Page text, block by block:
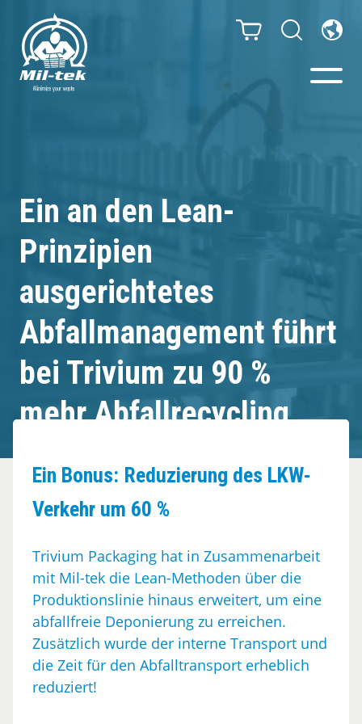
Webshop
Ihr Unternehmen
Material
Kundenfälle
Über Mil-tek
Kontakt
Ein an den Lean-
Prinzipien
ausgerichtetes
Abfallmanagement führt
bei Trivium zu 90 %
mehr Abfallrecycling
Ein Bonus: Reduzierung des LKW-
Verkehr um 60 %
Trivium Packaging hat in Zusammenarbeit
mit Mil-tek die Lean-Methoden über die
Produktionslinie hinaus erweitert, um eine
abfallfreie Deponierung zu erreichen.
Zusätzlich wurde der interne Transport und
die Zeit für den Abfalltransport erheblich
reduziert!